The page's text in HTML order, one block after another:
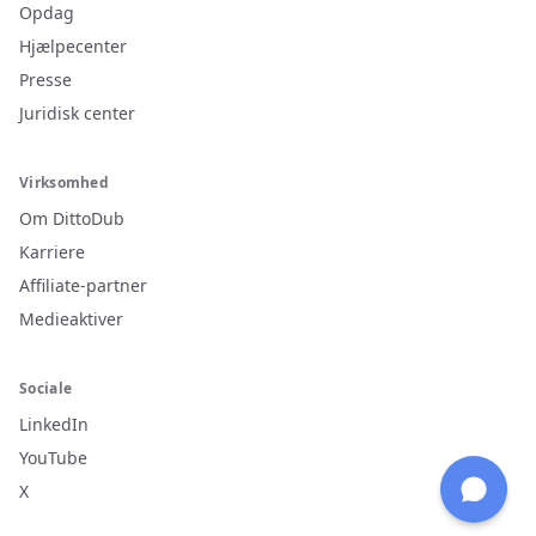
Opdag
Hjælpecenter
Presse
Juridisk center
Virksomhed
Om DittoDub
Karriere
Affiliate-partner
Medieaktiver
Sociale
LinkedIn
YouTube
X